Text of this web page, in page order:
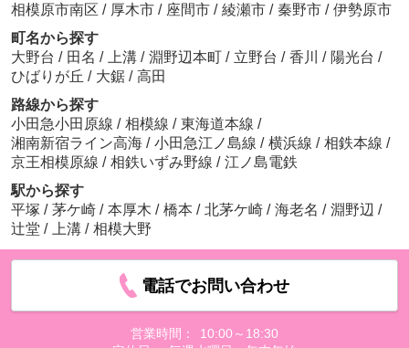
相模原市南区 / 厚木市 / 座間市 / 綾瀬市 / 秦野市 / 伊勢原市
町名から探す
大野台 / 田名 / 上溝 / 淵野辺本町 / 立野台 / 香川 / 陽光台 /
ひばりが丘 / 大鋸 / 高田
路線から探す
小田急小田原線 / 相模線 / 東海道本線 /
湘南新宿ライン高海 / 小田急江ノ島線 / 横浜線 / 相鉄本線 /
京王相模原線 / 相鉄いずみ野線 / 江ノ島電鉄
駅から探す
平塚 / 茅ケ崎 / 本厚木 / 橋本 / 北茅ケ崎 / 海老名 / 淵野辺 /
辻堂 / 上溝 / 相模大野
電話でお問い合わせ
営業時間：
10:00～18:30